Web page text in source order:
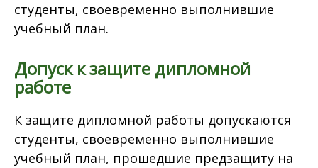
студенты, своевременно выполнившие
учебный план.
Допуск к защите дипломной
работе
К защите дипломной работы допускаются
студенты, своевременно выполнившие
учебный план, прошедшие предзащиту на